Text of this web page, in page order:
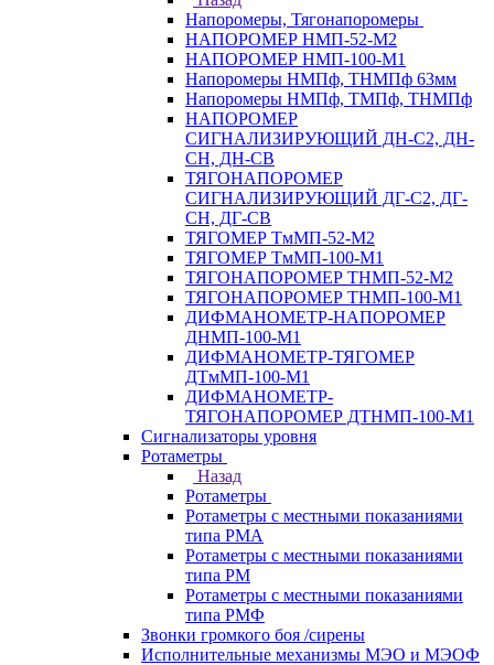
Напоромеры, Тягонапоромеры
НАПОРОМЕР НМП-52-М2
НАПОРОМЕР НМП-100-М1
Напоромеры НМПф, ТНМПф 63мм
Напоромеры НМПф, ТМПф, ТНМПф
НАПОРОМЕР
СИГНАЛИЗИРУЮЩИЙ ДН-С2, ДН-
СН, ДН-СВ
ТЯГОНАПОРОМЕР
СИГНАЛИЗИРУЮЩИЙ ДГ-С2, ДГ-
СН, ДГ-СВ
ТЯГОМЕР ТмМП-52-М2
ТЯГОМЕР ТмМП-100-М1
ТЯГОНАПОРОМЕР ТНМП-52-М2
ТЯГОНАПОРОМЕР ТНМП-100-М1
ДИФМАНОМЕТР-НАПОРОМЕР
ДНМП-100-М1
ДИФМАНОМЕТР-ТЯГОМЕР
ДТмМП-100-М1
ДИФМАНОМЕТР-
ТЯГОНАПОРОМЕР ДТНМП-100-М1
Сигнализаторы уровня
Ротаметры
Назад
Ротаметры
Ротаметры с местными показаниями
типа РМА
Ротаметры с местными показаниями
типа РМ
Ротаметры с местными показаниями
типа РМФ
Звонки громкого боя /сирены
Исполнительные механизмы МЭО и МЭОФ